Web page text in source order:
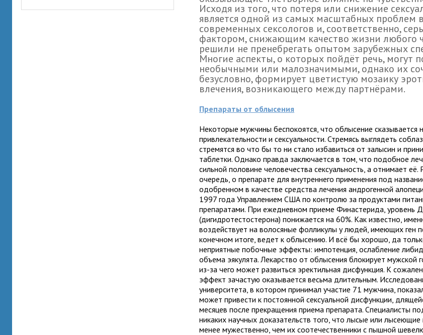
Исходя из того, что потеря или снижение
является одной из самых масштабных проблем
современных сексологов и, соответственно,
фактором, снижающим качество жизни любого
решили не пренебрегать опытом зарубежных
Многие аспекты, о которых пойдёт речь, могут
необычными или малозначимыми, однако их
безусловно, формирует цветистую мозаику
влечения, возникающего между партнёрами.
Препараты от облысения
Некоторые мужчины беспокоятся, что облысение сказывается
привлекательности и сексуальности. Стремясь выглядеть
стремятся во что бы то ни стало избавиться от залысин и
таблетки. Однако правда заключается в том, что подобное
сильной половине человечества сексуальность, а отнимает её.
очередь, о препарате для внутреннего применения под
одобренном в качестве средства лечения андрогенной
1997 года Управлением США по контролю за продуктами
препаратами. При ежедневном приеме Финастерида, уровень
(дигидротестостерона) понижается на 60%. Как известно,
воздействует на волосяные фолликулы у людей, имеющих ген
конечном итоге, ведет к облысению. И всё бы хорошо, да
неприятные побочные эффекты: импотенция, ослабление
объема эякулята. Лекарство от облысения блокирует мужской
из-за чего может развиться эректильная дисфункция. К
эффект зачастую оказывается весьма длительным.
университета, в котором принимал участие 71 мужчина,
может привести к постоянной сексуальной дисфункции,
месяцев после прекращения приема препарата. Специалисты
никаких научных доказательств того, что лысые или
менее мужественно, чем их соотечественники с пышной